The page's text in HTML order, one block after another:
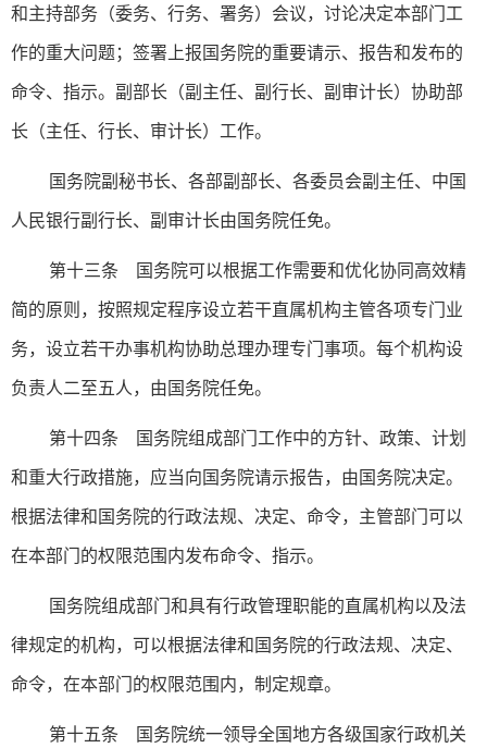
和主持部务（委务、行务、署务）会议，讨论决定本部门工
作的重大问题；签署上报国务院的重要请示、报告和发布的
命令、指示。副部长（副主任、副行长、副审计长）协助部
长（主任、行长、审计长）工作。
国务院副秘书长、各部副部长、各委员会副主任、中国
人民银行副行长、副审计长由国务院任免。
第十三条 国务院可以根据工作需要和优化协同高效精
简的原则，按照规定程序设立若干直属机构主管各项专门业
务，设立若干办事机构协助总理办理专门事项。每个机构设
负责人二至五人，由国务院任免。
第十四条 国务院组成部门工作中的方针、政策、计划
和重大行政措施，应当向国务院请示报告，由国务院决定。
根据法律和国务院的行政法规、决定、命令，主管部门可以
在本部门的权限范围内发布命令、指示。
国务院组成部门和具有行政管理职能的直属机构以及法
律规定的机构，可以根据法律和国务院的行政法规、决定、
命令，在本部门的权限范围内，制定规章。
第十五条 国务院统一领导全国地方各级国家行政机关